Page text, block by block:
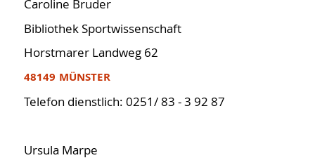
Caroline Bruder
Bibliothek Sportwissenschaft
Horstmarer Landweg 62
48149 MÜNSTER
Telefon dienstlich: 0251/ 83 - 3 92 87
Ursula Marpe